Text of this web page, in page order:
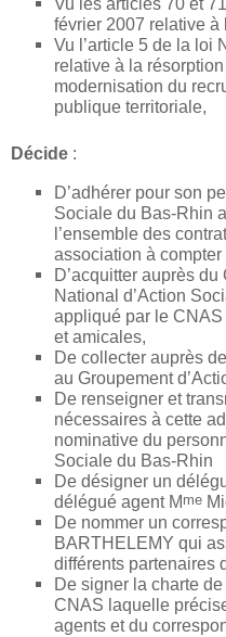
février 2007 relative
Vu l’article 5 de la loi
relative à la
modernisation du
publique territoriale,
Décide :
D’adhérer pour son
Sociale du Bas-Rhin
l’ensemble des
association à compter
D’acquitter auprès
National d’Action
appliqué par le CNAS
et amicales,
De collecter auprès
au Groupement
De renseigner et
nécessaires à cette
nominative du
Sociale du Bas-Rhin
De désigner un
délégué agent Mme
De nommer un
BARTHELEMY qui
différents partenaires
De signer la charte
CNAS laquelle
agents et du